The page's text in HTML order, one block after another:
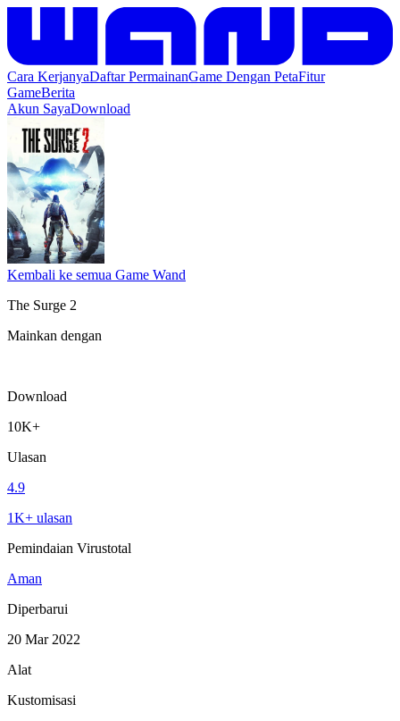
Cara KerjanyaDaftar PermainanGame Dengan PetaFitur
GameBerita
Akun SayaDownload
Kembali ke semua Game Wand
The Surge 2
Mainkan dengan
Download
10K+
Ulasan
4.9
1K+ ulasan
Pemindaian Virustotal
Aman
Diperbarui
20 Mar 2022
Alat
Kustomisasi